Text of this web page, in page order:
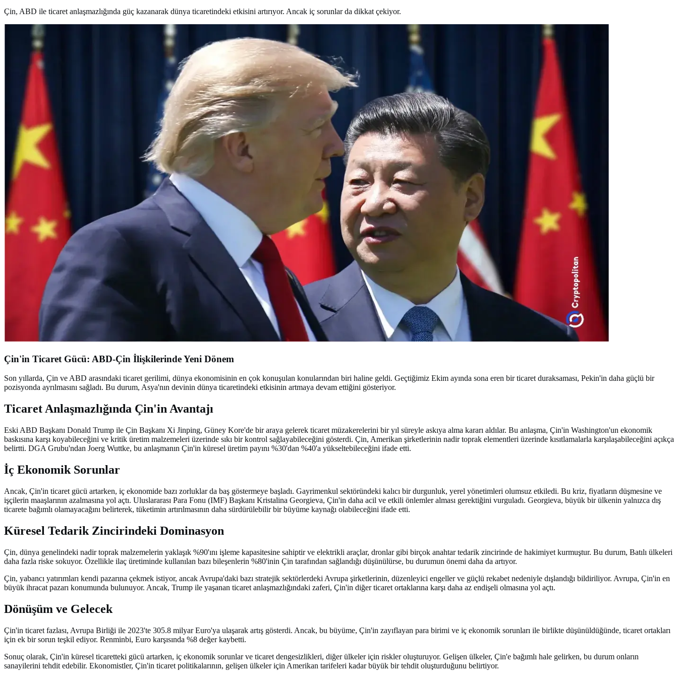
Çin, ABD ile ticaret anlaşmazlığında güç kazanarak dünya ticaretindeki etkisini artırıyor. Ancak iç sorunlar da dikkat çekiyor.
Çin'in Ticaret Gücü: ABD-Çin İlişkilerinde Yeni Dönem
Son yıllarda, Çin ve ABD arasındaki ticaret gerilimi, dünya ekonomisinin en çok konuşulan konularından biri haline geldi. Geçtiğimiz Ekim ayında sona eren bir ticaret duraksaması, Pekin'in daha güçlü bir
pozisyonda ayrılmasını sağladı. Bu durum, Asya'nın devinin dünya ticaretindeki etkisinin artmaya devam ettiğini gösteriyor.
Ticaret Anlaşmazlığında Çin'in Avantajı
Eski ABD Başkanı Donald Trump ile Çin Başkanı Xi Jinping, Güney Kore'de bir araya gelerek ticaret müzakerelerini bir yıl süreyle askıya alma kararı aldılar. Bu anlaşma, Çin'in Washington'un ekonomik
baskısına karşı koyabileceğini ve kritik üretim malzemeleri üzerinde sıkı bir kontrol sağlayabileceğini gösterdi. Çin, Amerikan şirketlerinin nadir toprak elementleri üzerinde kısıtlamalarla karşılaşabileceğini açıkça
belirtti. DGA Grubu'ndan Joerg Wuttke, bu anlaşmanın Çin'in küresel üretim payını %30'dan %40'a yükseltebileceğini ifade etti.
İç Ekonomik Sorunlar
Ancak, Çin'in ticaret gücü artarken, iç ekonomide bazı zorluklar da baş göstermeye başladı. Gayrimenkul sektöründeki kalıcı bir durgunluk, yerel yönetimleri olumsuz etkiledi. Bu kriz, fiyatların düşmesine ve
işçilerin maaşlarının azalmasına yol açtı. Uluslararası Para Fonu (IMF) Başkanı Kristalina Georgieva, Çin'in daha acil ve etkili önlemler alması gerektiğini vurguladı. Georgieva, büyük bir ülkenin yalnızca dış
ticarete bağımlı olamayacağını belirterek, tüketimin artırılmasının daha sürdürülebilir bir büyüme kaynağı olabileceğini ifade etti.
Küresel Tedarik Zincirindeki Dominasyon
Çin, dünya genelindeki nadir toprak malzemelerin yaklaşık %90'ını işleme kapasitesine sahiptir ve elektrikli araçlar, dronlar gibi birçok anahtar tedarik zincirinde de hakimiyet kurmuştur. Bu durum, Batılı ülkeleri
daha fazla riske sokuyor. Özellikle ilaç üretiminde kullanılan bazı bileşenlerin %80'inin Çin tarafından sağlandığı düşünülürse, bu durumun önemi daha da artıyor.
Çin, yabancı yatırımları kendi pazarına çekmek istiyor, ancak Avrupa'daki bazı stratejik sektörlerdeki Avrupa şirketlerinin, düzenleyici engeller ve güçlü rekabet nedeniyle dışlandığı bildiriliyor. Avrupa, Çin'in en
büyük ihracat pazarı konumunda bulunuyor. Ancak, Trump ile yaşanan ticaret anlaşmazlığındaki zaferi, Çin'in diğer ticaret ortaklarına karşı daha az endişeli olmasına yol açtı.
Dönüşüm ve Gelecek
Çin'in ticaret fazlası, Avrupa Birliği ile 2023'te 305.8 milyar Euro'ya ulaşarak artış gösterdi. Ancak, bu büyüme, Çin'in zayıflayan para birimi ve iç ekonomik sorunları ile birlikte düşünüldüğünde, ticaret ortakları
için ek bir sorun teşkil ediyor. Renminbi, Euro karşısında %8 değer kaybetti.
Sonuç olarak, Çin'in küresel ticaretteki gücü artarken, iç ekonomik sorunlar ve ticaret dengesizlikleri, diğer ülkeler için riskler oluşturuyor. Gelişen ülkeler, Çin'e bağımlı hale gelirken, bu durum onların
sanayilerini tehdit edebilir. Ekonomistler, Çin'in ticaret politikalarının, gelişen ülkeler için Amerikan tarifeleri kadar büyük bir tehdit oluşturduğunu belirtiyor.